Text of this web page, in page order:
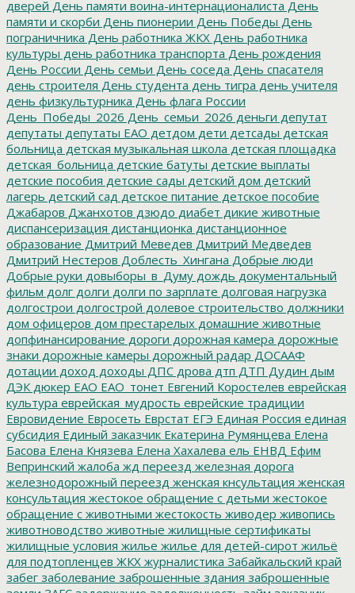
дверей День памяти воина-интернационалиста День
памяти и скорби День пионерии День Победы День
пограничника День работника ЖКХ День работника
культуры день работника транспорта День рождения
День России День семьи День соседа День спасателя
день строителя День студента день тигра день учителя
день физкультурника День флага России
День_Победы_2026 День_семьи_2026 деньги депутат
депутаты депутаты ЕАО детдом дети детсады детская
больница детская музыкальная школа детская площадка
детская_больница детские батуты детские выплаты
детские пособия детские сады детский дом детский
лагерь детский сад детское питание детское пособие
Джабаров Джанхотов дзюдо диабет дикие животные
диспансеризация дистанционка дистанционное
образование Дмитрий Меведев Дмитрий Медведев
Дмитрий Нестеров Доблесть_Хингана Добрые люди
Добрые руки довыборы_в_Думу дождь документальный
фильм долг долги долги по зарплате долговая нагрузка
долгострои долгострой долевое строительство должники
дом офицеров дом престарелых домашние животные
допфинансирование дороги дорожная камера дорожные
знаки дорожные камеры дорожный радар ДОСААФ
дотации доход доходы ДПС дрова дтп ДТП Дудин дым
ДЭК дюкер ЕАО ЕАО_тонет Евгений Коростелев еврейская
культура еврейская_мудрость еврейские традиции
Евровидение Евросеть Еврстат ЕГЭ Единая Россия единая
субсидия Единый заказчик Екатерина Румянцева Елена
Басова Елена Князева Елена Хахалева ель ЕНВД Ефим
Вепринский жалоба жд переезд железная дорога
железнодорожный переезд женская кнсультация женская
консультация жестокое обращение с детьми жестокое
обращение с животными жестокость живодер живопись
животноводство животные жилищные сертификаты
жилищные условия жилье жилье для детей-сирот жильё
для подтопленцев ЖКХ журналистика Забайкальский край
забег заболевание заброшенные здания заброшенные